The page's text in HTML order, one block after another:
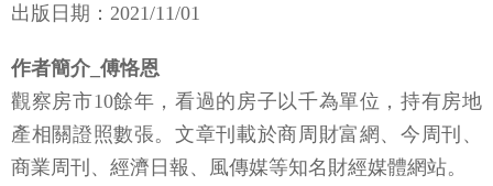
出版日期：2021/11/01
作者簡介_傅恪恩
觀察房市10餘年，看過的房子以千為單位，持有房地
產相關證照數張。文章刊載於商周財富網、今周刊、
商業周刊、經濟日報、風傳媒等知名財經媒體網站。